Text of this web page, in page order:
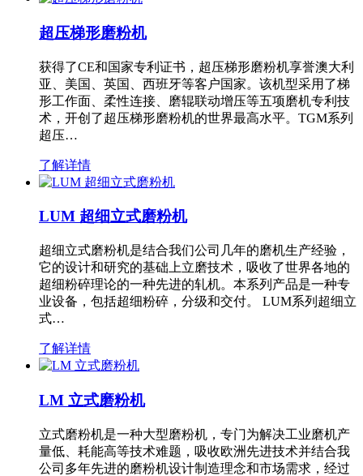
超压梯形磨粉机
获得了CE和国家专利证书，超压梯形磨粉机享誉澳大利
亚、美国、英国、西班牙等客户国家。该机型采用了梯
形工作面、柔性连接、磨辊联动增压等五项磨机专利技
术，开创了超压梯形磨粉机的世界最高水平。TGM系列
超压…
了解详情
LUM 超细立式磨粉机
超细立式磨粉机是结合我们公司几年的磨机生产经验，
它的设计和研究的基础上立磨技术，吸收了世界各地的
超细粉碎理论的一种先进的轧机。本系列产品是一种专
业设备，包括超细粉碎，分级和交付。 LUM系列超细立
式…
了解详情
LM 立式磨粉机
立式磨粉机是一种大型磨粉机，专门为解决工业磨机产
量低、耗能高等技术难题，吸收欧洲先进技术并结合我
公司多年先进的磨粉机设计制造理念和市场需求，经过